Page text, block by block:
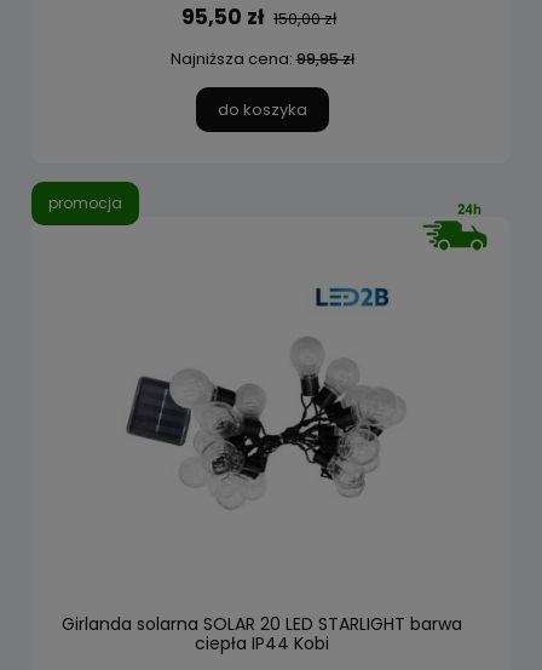
95,50 zł 150,00 zł
Najniższa cena:99,95 zł
do koszyka
Girlanda solarna SOLAR 20 LED STARLIGHT barwa
ciepła IP44 Kobi
promocja